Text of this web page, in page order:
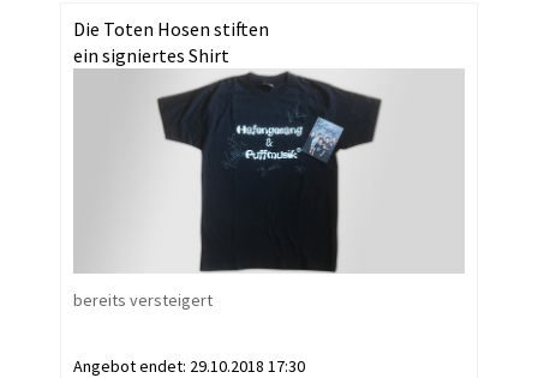
Die Toten Hosen stiften
ein signiertes Shirt
bereits versteigert
Angebot endet: 29.10.2018 17:30